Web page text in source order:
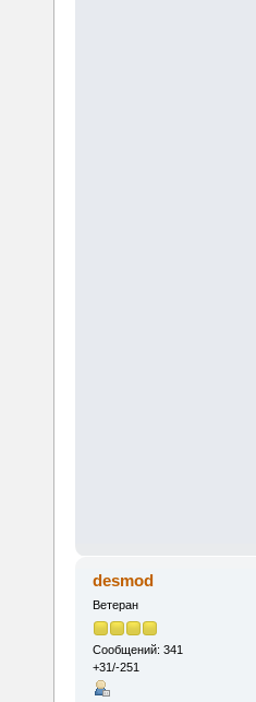
desmod
Ветеран
Сообщений: 341
+31/-251